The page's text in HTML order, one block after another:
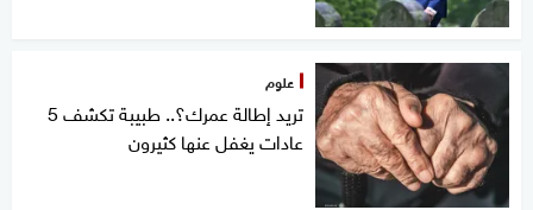
علوم
تريد إطالة عمرك؟.. طبيبة تكشف 5
عادات يغفل عنها كثيرون